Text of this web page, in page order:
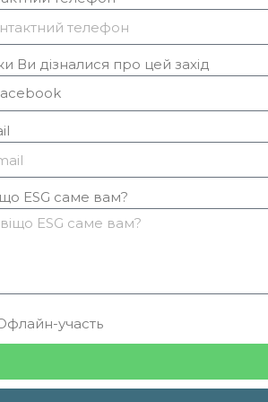
Ви дізналися про цей захід
ESG саме вам?
участь